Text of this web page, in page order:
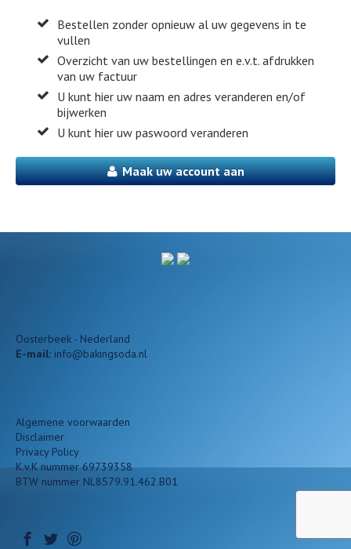
Bestellen zonder opnieuw al uw gegevens in te
vullen
Overzicht van uw bestellingen en e.v.t. afdrukken
van uw factuur
U kunt hier uw naam en adres veranderen en/of
bijwerken
U kunt hier uw paswoord veranderen
Maak uw account aan
Oosterbeek - Nederland
E-mail: info@bakingsoda.nl
Algemene voorwaarden
Disclaimer
Privacy Policy
K.v.K nummer 69739358
BTW nummer NL8579.91.462.B01